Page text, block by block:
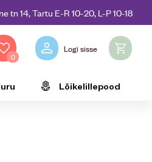
tn 14, Tartu E-R 10-20, L-P 10-18
0
Logi sisse
Lõikelillepood